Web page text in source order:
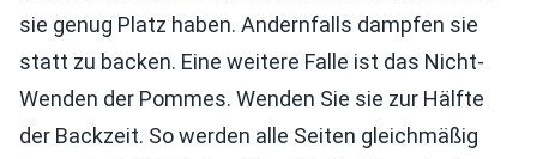
sie genug Platz haben. Andernfalls dampfen sie
statt zu backen. Eine weitere Falle ist das Nicht-
Wenden der Pommes. Wenden Sie sie zur Hälfte
der Backzeit. So werden alle Seiten gleichmäßig